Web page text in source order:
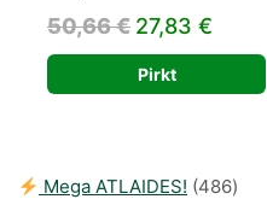
50,66€ Original
price
was:
27,83 €
price
is:
Pirkt
Mega ATLAIDES! 486486